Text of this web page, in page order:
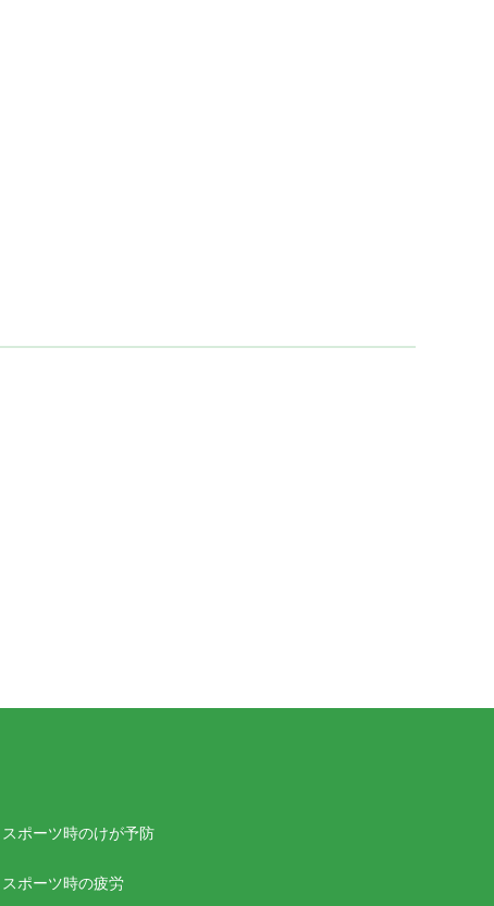
スポーツ時のけが予防
スポーツ時の疲労